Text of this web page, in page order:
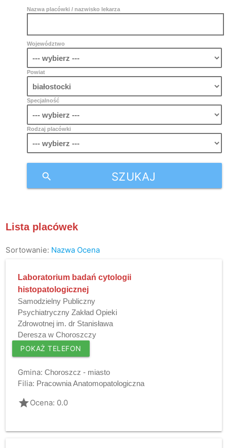
Nazwa placówki / nazwisko lekarza
Województwo
Powiat
Specjalność
Rodzaj placówki
SZUKAJ
search
Lista placówek
Sortowanie: Nazwa Ocena
Laboratorium badań cytologii
histopatologicznej
Samodzielny Publiczny
Psychiatryczny Zakład Opieki
Zdrowotnej im. dr Stanisława
Deresza w Choroszczy
POKAŻ TELEFON
Gmina: Choroszcz - miasto
Filia: Pracownia Anatomopatologiczna
gradeOcena: 0.0